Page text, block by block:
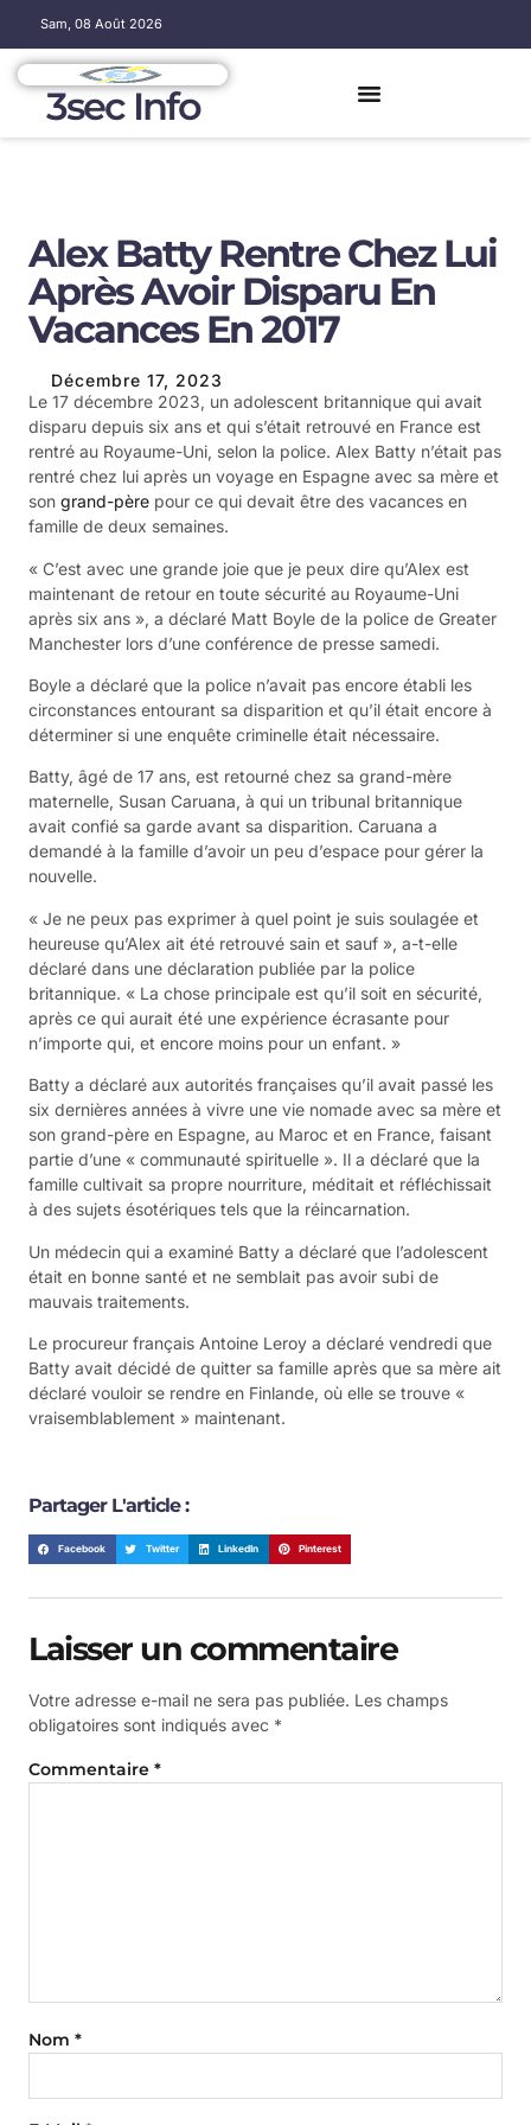
Sam, 08 Août 2026
3sec Info
Alex Batty Rentre Chez Lui
Après Avoir Disparu En
Vacances En 2017
Décembre 17, 2023
Le 17 décembre 2023, un adolescent britannique qui avait
disparu depuis six ans et qui s’était retrouvé ​en France est
rentré au ⁣Royaume-Uni, selon la‌ police. Alex Batty n’était pas
rentré chez lui après un voyage⁢ en Espagne avec sa mère et
son grand-père ‌ pour ce qui devait être des vacances en
famille ⁣de deux semaines.
« C’est avec une grande joie que je⁣ peux dire qu’Alex est
maintenant de retour en toute sécurité au Royaume-Uni
après six ans », a déclaré ‍Matt Boyle de la police de​ Greater
Manchester lors d’une‌ conférence de presse samedi.
Boyle​ a déclaré que la police n’avait pas encore établi les
circonstances entourant sa disparition et qu’il était encore à
déterminer si une enquête criminelle était nécessaire.
Batty, âgé de 17 ans, est retourné chez sa grand-mère
⁤maternelle, Susan Caruana, à qui un tribunal‌ britannique
avait confié sa garde avant sa disparition. Caruana a
demandé à la famille d’avoir un peu ⁤d’espace pour gérer la
nouvelle.
« Je ne peux pas exprimer à quel point je suis soulagée ​et
heureuse qu’Alex ait été retrouvé sain et sauf », a-t-elle
déclaré dans une déclaration publiée par⁢ la police
britannique. « La chose principale est qu’il soit en‌ sécurité,
après ce qui aurait été une expérience écrasante pour
‍n’importe qui, et encore ⁤moins pour un enfant. »
Batty⁢ a déclaré‍ aux autorités françaises qu’il avait passé les
six ⁤dernières années à vivre une ⁢vie nomade avec sa mère ‍et
son grand-père en Espagne, au Maroc et ‌en France, faisant
partie d’une « communauté spirituelle ‌». Il a déclaré que la
famille cultivait sa propre nourriture, méditait et ⁤réfléchissait
à ‌des sujets ésotériques tels ​que la réincarnation.
Un médecin qui a examiné Batty a déclaré que l’adolescent
était en bonne santé⁣ et ne semblait pas avoir subi de⁢
mauvais traitements.
Le procureur français​ Antoine Leroy a déclaré vendredi que
Batty avait décidé de quitter sa famille après que sa mère ait
déclaré vouloir‌ se‍ rendre⁢ en Finlande, où elle se trouve «
vraisemblablement » maintenant.
Partager L'article :
Facebook Twitter LinkedIn Pinterest
Laisser un commentaire
Votre adresse e-mail ne sera pas publiée. Les champs
obligatoires sont indiqués avec *
Commentaire *
Nom *